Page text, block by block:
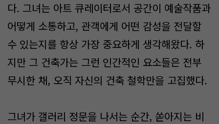
다. 그녀는 아트 큐레이터로서 공간이 예술작품과
어떻게 소통하고, 관객에게 어떤 감성을 전달할
수 있는지를 항상 가장 중요하게 생각해왔다. 하
지만 그 건축가는 그런 인간적인 요소들은 전부
무시한 채, 오직 자신의 건축 철학만을 고집했다.
그녀가 갤러리 정문을 나서는 순간, 쏟아지는 비